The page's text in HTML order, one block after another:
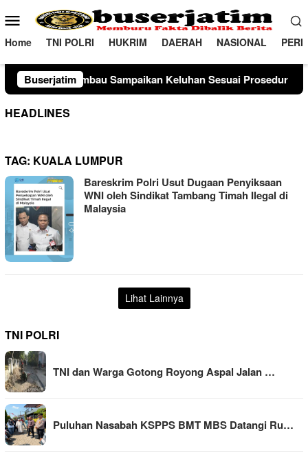
ke
konten
Menu
Mobile
Home TNI POLRI HUKRIM DAERAH NASIONAL
Buserjatim
Sampaikan Keluhan Sesuai Prosedur Sambangi
HEADLINES
TAG: KUALA LUMPUR
Bareskrim Polri Usut Dugaan Penyiksaan
WNI oleh Sindikat Tambang Timah Ilegal di
Malaysia
Lihat Lainnya
TNI POLRI
TNI dan Warga Gotong Royong Aspal Jalan …
Puluhan Nasabah KSPPS BMT MBS Datangi Ru…